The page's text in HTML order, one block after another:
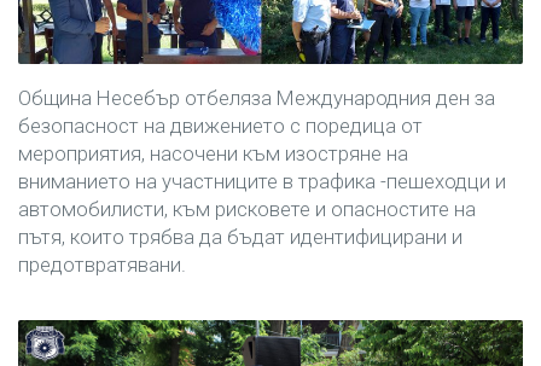
Община Несебър отбеляза Международния ден за
безопасност на движението с поредица от
мероприятия, насочени към изостряне на
вниманието на участниците в трафика -пешеходци и
автомобилисти, към рисковете и опасностите на
пътя, които трябва да бъдат идентифицирани и
предотвратявани.